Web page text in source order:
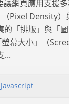
網頁應用支援
Pixel Density）
的「排版」與「
幕大小」（
...
Javascript